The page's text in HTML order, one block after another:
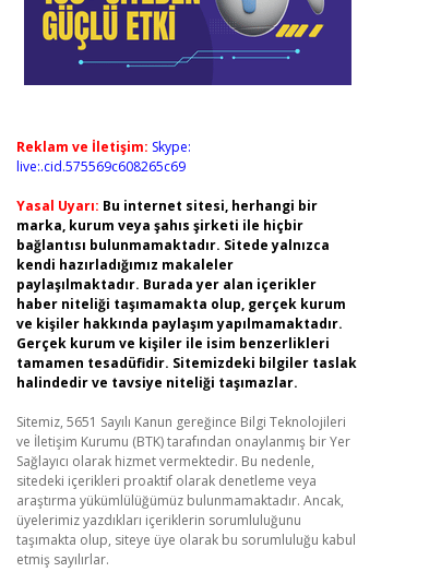
Reklam ve İletişim: Skype:
live:.cid.575569c608265c69
Yasal Uyarı: Bu internet sitesi, herhangi bir
marka, kurum veya şahıs şirketi ile hiçbir
bağlantısı bulunmamaktadır. Sitede yalnızca
kendi hazırladığımız makaleler
paylaşılmaktadır. Burada yer alan içerikler
haber niteliği taşımamakta olup, gerçek kurum
ve kişiler hakkında paylaşım yapılmamaktadır.
Gerçek kurum ve kişiler ile isim benzerlikleri
tamamen tesadüfidir. Sitemizdeki bilgiler taslak
halindedir ve tavsiye niteliği taşımazlar.
Sitemiz, 5651 Sayılı Kanun gereğince Bilgi Teknolojileri
ve İletişim Kurumu (BTK) tarafından onaylanmış bir Yer
Sağlayıcı olarak hizmet vermektedir. Bu nedenle,
sitedeki içerikleri proaktif olarak denetleme veya
araştırma yükümlülüğümüz bulunmamaktadır. Ancak,
üyelerimiz yazdıkları içeriklerin sorumluluğunu
taşımakta olup, siteye üye olarak bu sorumluluğu kabul
etmiş sayılırlar.